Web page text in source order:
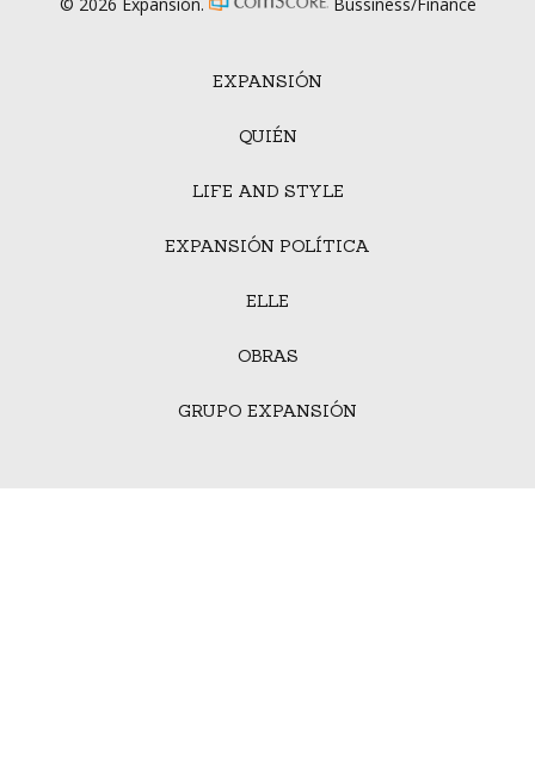
EXPANSIÓN
QUIÉN
LIFE AND STYLE
EXPANSIÓN POLÍTICA
ELLE
OBRAS
GRUPO EXPANSIÓN